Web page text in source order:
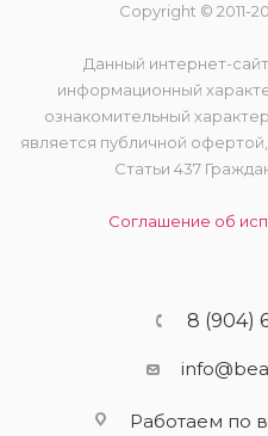
Copyright © 2011-
Данный интернет-
информационный
ознакомительный
является публичной
Статьи 437
Соглашение об
8 (904)
Работаем по